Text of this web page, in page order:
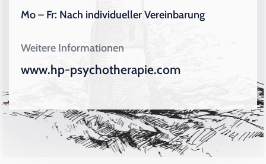
Mo – Fr: Nach individueller Vereinbarung
Weitere Informationen
www.hp-psychotherapie.com